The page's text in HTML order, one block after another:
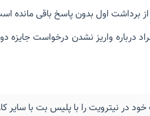
برداشت اول بدون پاسخ باقی مانده
درباره واریز نشدن درخواست جایزه
در نیترویت را با پلیس بت با سایر